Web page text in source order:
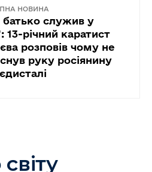
НОВИНА
батько служив у
13-річний каратист
розповів чому не
руку росіянину